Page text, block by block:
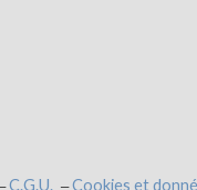
C.G.U. Cookies et